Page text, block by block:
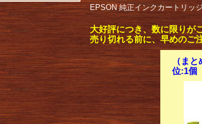
EPSON 純正インクカートリッ
大好評につき、数に限りが
売り切れる前に、早めのご
（ま
位:1個